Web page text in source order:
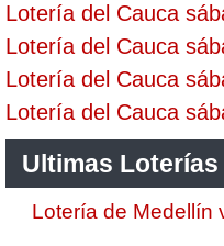
Lotería del Cauca
Lotería del Cauca
Lotería del Cauca
Lotería del Cauca
Ultimas Loterías
Lotería de Medellín